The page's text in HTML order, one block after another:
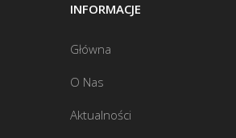
INFORMACJE
Główna
O Nas
Aktualności